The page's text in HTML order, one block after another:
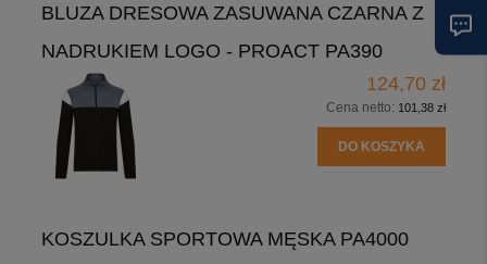
BLUZA DRESOWA ZASUWANA CZARNA Z
NADRUKIEM LOGO - PROACT PA390
124,70 zł
Cena netto: 101,38 zł
DO KOSZYKA
KOSZULKA SPORTOWA MĘSKA PA4000